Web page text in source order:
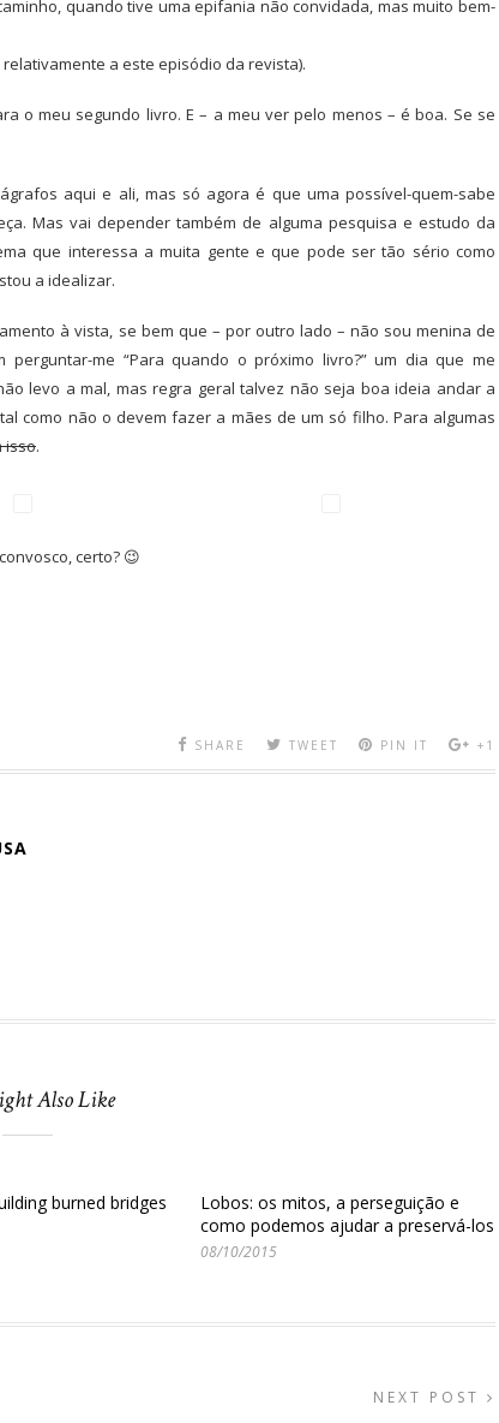
quando tive uma epifania não convidada, mas muito bem-
a este episódio da revista).
o meu segundo livro. E – a meu ver pelo menos – é boa. Se se
aqui e ali, mas só agora é que uma possível-quem-sabe
Mas vai depender também de alguma pesquisa e estudo da
que interessa a muita gente e que pode ser tão sério como
a idealizar.
à vista, se bem que – por outro lado – não sou menina de
me “Para quando o próximo livro?” um dia que me
levo a mal, mas regra geral talvez não seja boa ideia andar a
como não o devem fazer a mães de um só filho. Para algumas
isso.
certo? 😉
SHARE TWEET PIN IT +1
Also Like
burned bridges
Lobos: os mitos, a perseguição e
como podemos ajudar a preservá-los
08/10/2015
NEXT POST